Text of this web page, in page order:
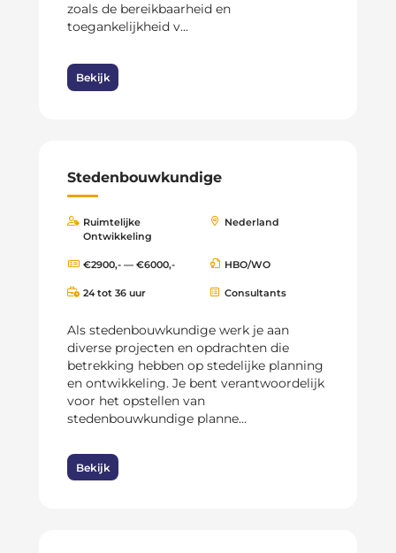
zoals de bereikbaarheid en
toegankelijkheid v...
Bekijk
Stedenbouwkundige
Ruimtelijke
Ontwikkeling
Nederland
€2900,- — €6000,- HBO/WO
24 tot 36 uur Consultants
Als stedenbouwkundige werk je aan
diverse projecten en opdrachten die
betrekking hebben op stedelijke planning
en ontwikkeling. Je bent verantwoordelijk
voor het opstellen van
stedenbouwkundige planne...
Bekijk